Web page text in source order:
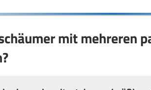
mit mehreren